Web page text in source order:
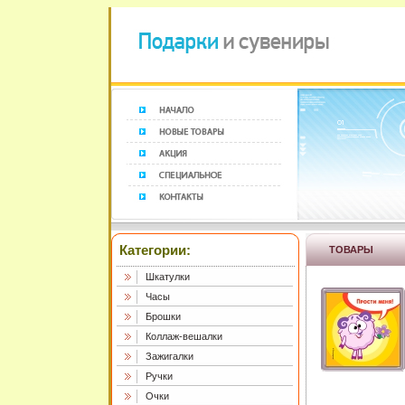
Категории:
Шкатулки
Часы
Брошки
Коллаж-вешалки
Зажигалки
Ручки
Очки
ТОВАРЫ